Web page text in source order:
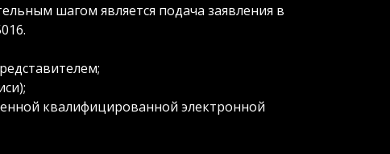
шагом является подача заявления в
квалифицированной электронной